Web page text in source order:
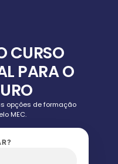
CURSO
PARA O
opções de formação
MEC.